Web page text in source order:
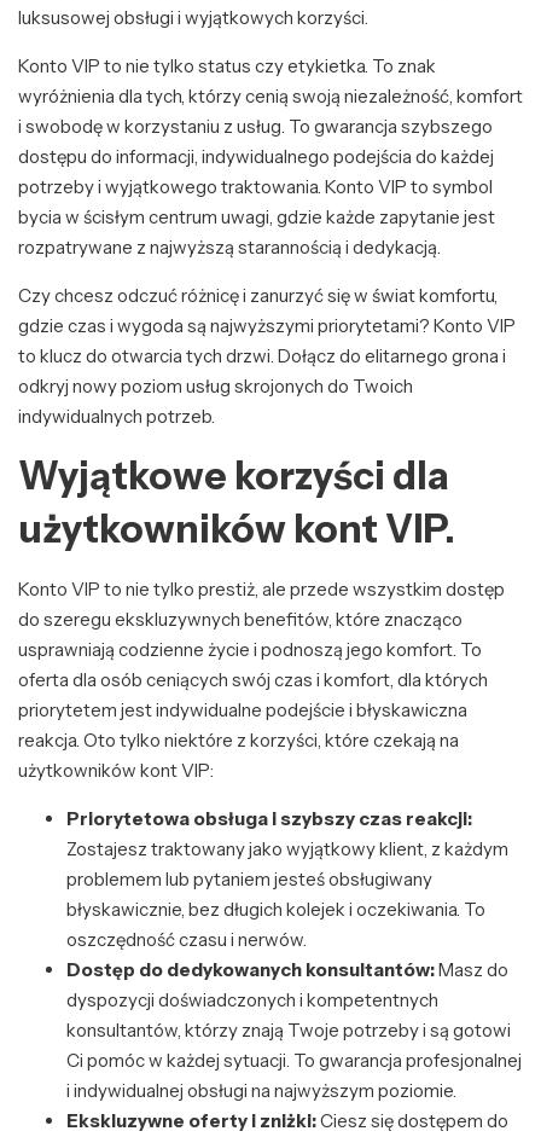
luksusowej obsługi i wyjątkowych korzyści.
Konto VIP to nie tylko status czy etykietka. To znak
wyróżnienia dla tych, którzy cenią swoją niezależność, komfort
i swobodę w korzystaniu z usług. To gwarancja szybszego
dostępu do informacji, indywidualnego podejścia do każdej
potrzeby i wyjątkowego traktowania. Konto VIP to symbol
bycia w ścisłym centrum uwagi, gdzie każde zapytanie jest
rozpatrywane z najwyższą starannością i dedykacją.
Czy chcesz odczuć różnicę i zanurzyć się w świat komfortu,
gdzie czas i wygoda są najwyższymi priorytetami? Konto VIP
to klucz do otwarcia tych drzwi. Dołącz do elitarnego grona i
odkryj nowy poziom usług skrojonych do Twoich
indywidualnych potrzeb.
Wyjątkowe korzyści dla
użytkowników kont VIP.
Konto VIP to nie tylko prestiż, ale przede wszystkim dostęp
do szeregu ekskluzywnych benefitów, które znacząco
usprawniają codzienne życie i podnoszą jego komfort. To
oferta dla osób ceniących swój czas i komfort, dla których
priorytetem jest indywidualne podejście i błyskawiczna
reakcja. Oto tylko niektóre z korzyści, które czekają na
użytkowników kont VIP:
Priorytetowa obsługa i szybszy czas reakcji:
Zostajesz traktowany jako wyjątkowy klient, z każdym
problemem lub pytaniem jesteś obsługiwany
błyskawicznie, bez długich kolejek i oczekiwania. To
oszczędność czasu i nerwów.
Dostęp do dedykowanych konsultantów:Masz do
dyspozycji doświadczonych i kompetentnych
konsultantów, którzy znają Twoje potrzeby i są gotowi
Ci pomóc w każdej sytuacji. To gwarancja profesjonalnej
i indywidualnej obsługi na najwyższym poziomie.
Ekskluzywne oferty i zniżki:Ciesz się dostępem do